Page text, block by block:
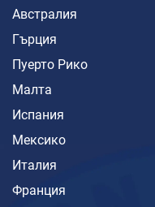
Австралия
Гърция
Пуерто Рико
Малта
Испания
Мексико
Италия
Франция